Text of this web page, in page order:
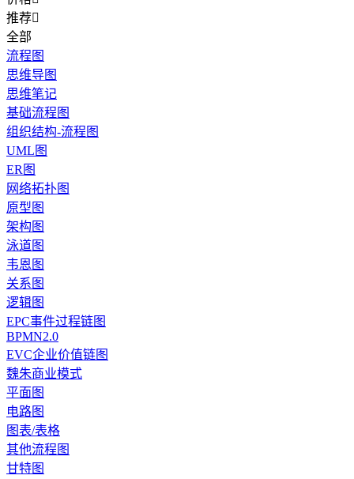
推荐
全部
流程图
思维导图
思维笔记
基础流程图
组织结构-流程图
UML图
ER图
网络拓扑图
原型图
架构图
泳道图
韦恩图
关系图
逻辑图
EPC事件过程链图
BPMN2.0
EVC企业价值链图
魏朱商业模式
平面图
电路图
图表/表格
其他流程图
甘特图